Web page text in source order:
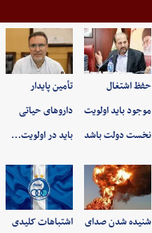
حفظ اشتغال
موجود باید اولویت
نخست دولت باشد
تأمین پایدار
داروهای حیاتی
باید در اولویت…
شنیده شدن صدای
اشتباهات کلیدی